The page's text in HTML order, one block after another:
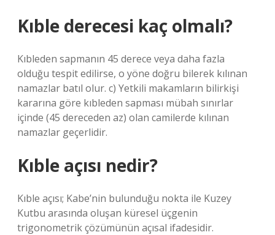
Kıble derecesi kaç olmalı?
Kıbleden sapmanın 45 derece veya daha fazla
olduğu tespit edilirse, o yöne doğru bilerek kılınan
namazlar batıl olur. c) Yetkili makamların bilirkişi
kararına göre kıbleden sapması mübah sınırlar
içinde (45 dereceden az) olan camilerde kılınan
namazlar geçerlidir.
Kıble açısı nedir?
Kıble açısı; Kabe’nin bulunduğu nokta ile Kuzey
Kutbu arasında oluşan küresel üçgenin
trigonometrik çözümünün açısal ifadesidir.